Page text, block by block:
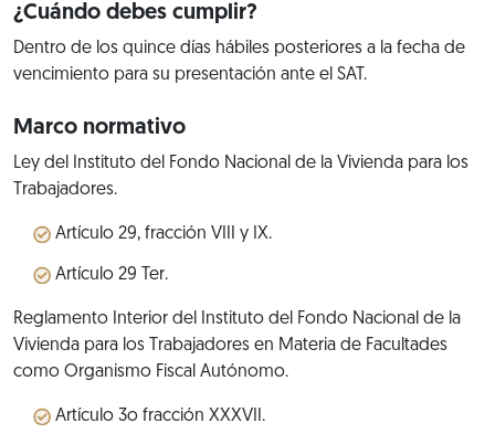
¿Cuándo debes cumplir?
Dentro de los quince días hábiles posteriores a la fecha de
vencimiento para su presentación ante el SAT.
Marco normativo
Ley del Instituto del Fondo Nacional de la Vivienda para los
Trabajadores.
Artículo 29, fracción VIII y IX.
Artículo 29 Ter.
Reglamento Interior del Instituto del Fondo Nacional de la
Vivienda para los Trabajadores en Materia de Facultades
como Organismo Fiscal Autónomo.
Artículo 3o fracción XXXVII.